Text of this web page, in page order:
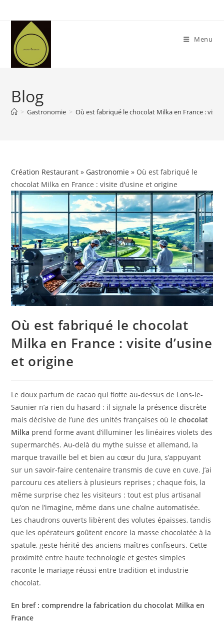
content
Menu
Blog
> Gastronomie > Où est fabriqué le chocolat Milka en France :
Création Restaurant » Gastronomie » Où est fabriqué le
chocolat Milka en France : visite d’usine et origine
Où est fabriqué le chocolat
Milka en France : visite d’usine
et origine
Le doux parfum de cacao qui flotte au-dessus de Lons-le-
Saunier n’a rien du hasard : il signale la présence discrète
mais décisive de l’une des unités françaises où lechocolat
Milka prend forme avant d’illuminer les linéaires violets des
supermarchés. Au-delà du mythe suisse et allemand, la
marque travaille bel et bien au cœur du Jura, s’appuyant
sur un savoir-faire centenaire transmis de cuve en cuve. J’ai
parcouru ces ateliers à plusieurs reprises ; chaque fois, la
même surprise chez les visiteurs : tout est plus artisanal
qu’on ne l’imagine, même dans une chaîne automatisée.
Les chaudrons ouverts libèrent des volutes épaisses, tandis
que les opérateurs goûtent encore la masse chocolatée à la
spatule, geste hérité des anciens maîtres confiseurs. Cette
proximité entre haute technologie et gestes simples
raconte le mariage réussi entre tradition et industrie
chocolat.
En bref : comprendre la fabrication du chocolat Milka en
France